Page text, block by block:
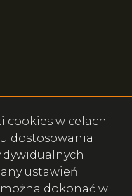
cookies w celach
dostosowania
ustawień
dokonać w